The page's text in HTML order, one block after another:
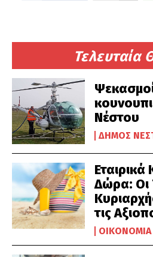
Τελευταία
Νέστου
ΔΉΜΟΣ
Εταιρικά
Δώρα: Οι
τις
ΟΙΚΟΝΟΜΊΑ